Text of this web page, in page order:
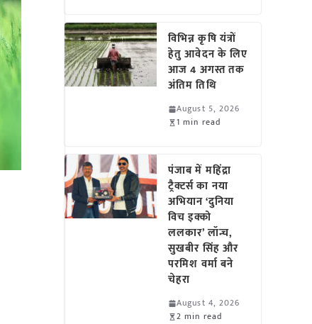
विभिन्न कृषि यंत्रों
हेतु आवेदन के लिए
आज 4 अगस्त तक
अंतिम तिथि
August 5, 2026
1 min read
पंजाब में महिंद्रा
ट्रैक्टर्स का नया
अभियान ‘दुनिया
विच इक्को
ललकार’ लॉन्च,
सुखबीर सिंह और
परमिश वर्मा बने
चेहरा
August 4, 2026
2 min read